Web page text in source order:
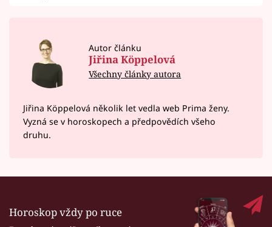
Autor článku
Jiřina Köppelová
Všechny články autora
Jiřina Köppelová několik let vedla web Prima ženy.
Vyzná se v horoskopech a předpovědích všeho
druhu.
Horoskop vždy po ruce